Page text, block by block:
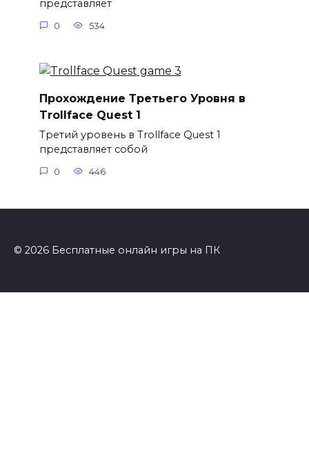
представляет
0 534
Прохождение Третьего Уровня в
Trollface Quest 1
Третий уровень в Trollface Quest 1
представляет собой
0 446
© 2026 Бесплатные онлайн игры на ПК